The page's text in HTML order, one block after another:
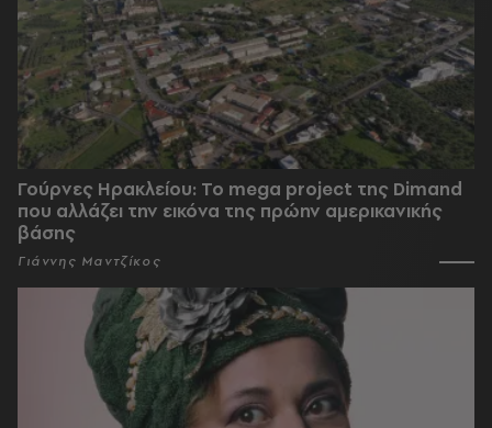
Γούρνες Ηρακλείου: To mega project της Dimand
που αλλάζει την εικόνα της πρώην αμερικανικής
βάσης
Γιάννης Μαντζίκος